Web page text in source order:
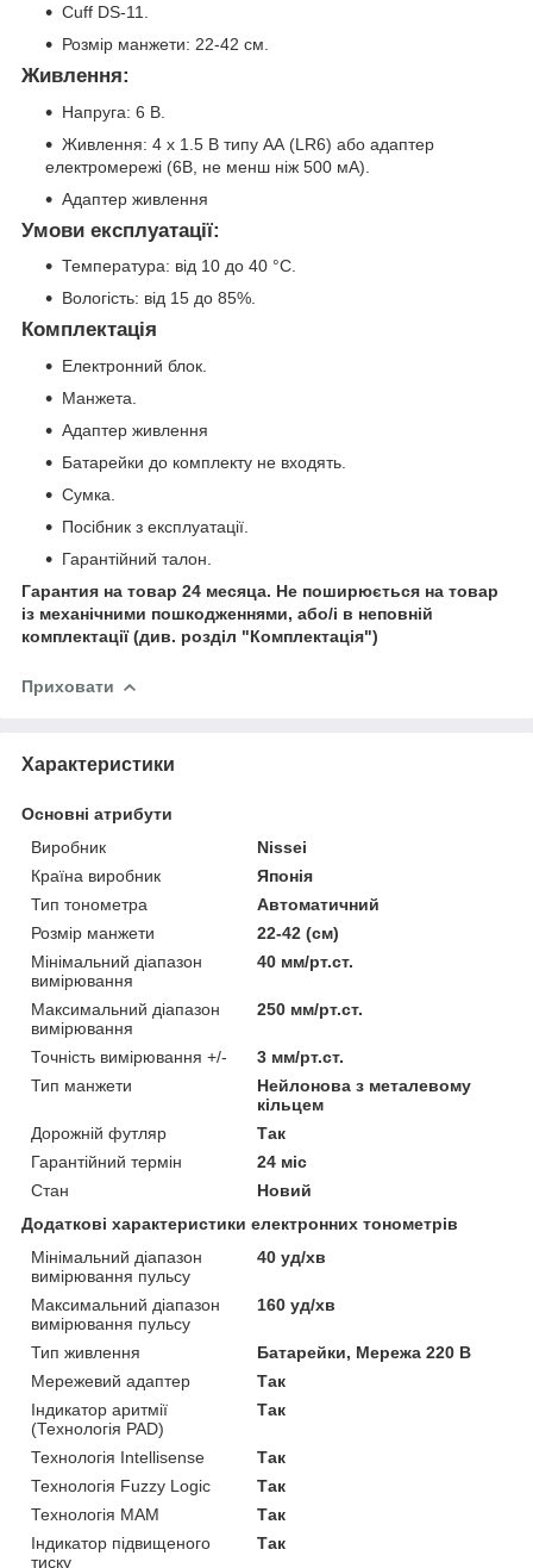
Cuff DS-11.
Розмір манжети: 22-42 см.
Живлення:
Напруга: 6 В.
Живлення: 4 х 1.5 В типу АА (LR6) або адаптер
електромережі (6В, не менш ніж 500 мА).
Адаптер живлення
Умови експлуатації:
Температура: від 10 до 40 °C.
Вологість: від 15 до 85%.
Комплектація
Електронний блок.
Манжета.
Адаптер живлення
Батарейки до комплекту не входять.
Сумка.
Посібник з експлуатації.
Гарантійний талон.
Гарантия на товар 24 месяца. Не поширюється на товар
із механічними пошкодженнями, або/і в неповній
комплектації (див. розділ "Комплектація")
Приховати
Характеристики
Основні атрибути
Виробник
Nissei
Країна виробник
Японія
Тип тонометра
Автоматичний
Розмір манжети
22-42 (см)
Мінімальний діапазон
вимірювання
40 мм/рт.ст.
Максимальний діапазон
вимірювання
250 мм/рт.ст.
Точність вимірювання +/-
3 мм/рт.ст.
Тип манжети
Нейлонова з металевому
кільцем
Дорожній футляр
Так
Гарантійний термін
24 міс
Стан
Новий
Додаткові характеристики електронних тонометрів
Мінімальний діапазон
вимірювання пульсу
40 уд/хв
Максимальний діапазон
вимірювання пульсу
160 уд/хв
Тип живлення
Батарейки, Мережа 220 В
Мережевий адаптер
Так
Індикатор аритмії
(Технологія PAD)
Так
Технологія Intellisense
Так
Технологія Fuzzy Logic
Так
Технологія MAM
Так
Індикатор підвищеного
тиску
Так